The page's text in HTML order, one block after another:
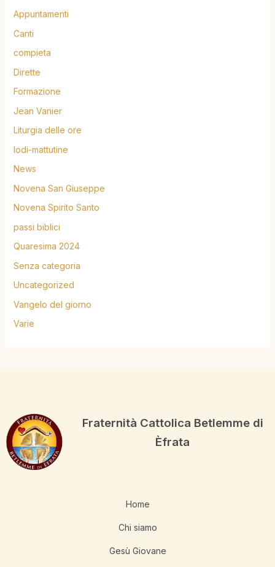
Appuntamenti
Canti
compieta
Dirette
Formazione
Jean Vanier
Liturgia delle ore
lodi-mattutine
News
Novena San Giuseppe
Novena Spirito Santo
passi biblici
Quaresima 2024
Senza categoria
Uncategorized
Vangelo del giorno
Varie
Fraternità Cattolica Betlemme di
Èfrata
Home
Chi siamo
Gesù Giovane